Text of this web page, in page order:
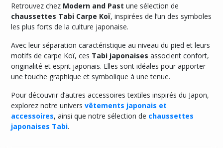
Retrouvez chez Modern and Past une sélection de
chaussettes Tabi Carpe Koï, inspirées de l’un des symboles
les plus forts de la culture japonaise.
Avec leur séparation caractéristique au niveau du pied et leurs
motifs de carpe Koï, ces Tabi japonaises associent confort,
originalité et esprit japonais. Elles sont idéales pour apporter
une touche graphique et symbolique à une tenue.
Pour découvrir d’autres accessoires textiles inspirés du Japon,
explorez notre univers vêtements japonais et
accessoires, ainsi que notre sélection de chaussettes
japonaises Tabi.
Tabi
-
Carpe
Koï
(2)
Tabi
-
Mont
Fuji